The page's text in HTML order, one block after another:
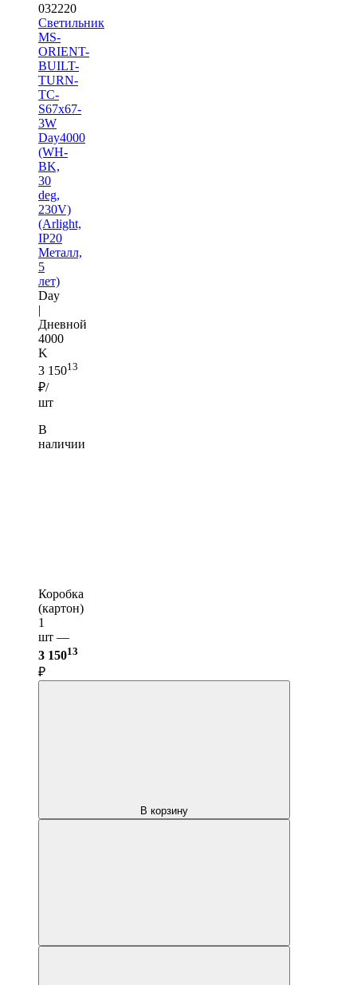
032220
Светильник
MS-
ORIENT-
BUILT-
TURN-
TC-
S67x67-
3W
Day4000
(WH-
BK,
30
deg,
230V)
(Arlight,
IP20
Металл,
5
лет)
Day
|
Дневной
4000
K
3 15013
₽/
шт
В
наличии
Коробка
(картон)
1
шт —
3 15013
₽
В корзину